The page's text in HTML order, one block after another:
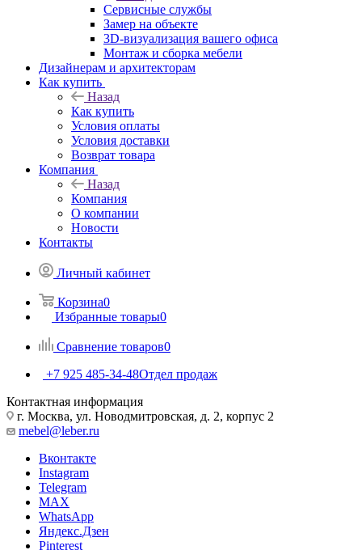
Сервисные службы
Замер на объекте
3D-визуализация вашего офиса
Монтаж и сборка мебели
Дизайнерам и архитекторам
Как купить
Назад
Как купить
Условия оплаты
Условия доставки
Возврат товара
Компания
Назад
Компания
О компании
Новости
Контакты
Личный кабинет
Корзина0
Избранные товары0
Сравнение товаров0
+7 925 485-34-48Отдел продаж
Контактная информация
г. Москва, ул. Новодмитровская, д. 2, корпус 2
mebel@leber.ru
Вконтакте
Instagram
Telegram
MAX
WhatsApp
Яндекс.Дзен
Pinterest